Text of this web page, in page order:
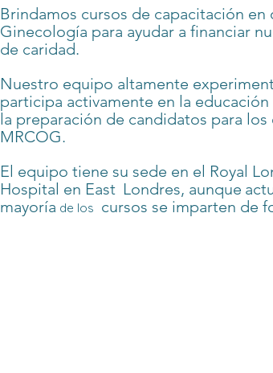
Brindamos cursos de capacitación en
Ginecología para ayudar a financiar
de caridad.
Nuestro equipo altamente
participa activamente en la
la preparación de candidatos para los
MRCOG.
El equipo tiene su sede en el Royal
Hospital en East Londres, aunque
mayoría de los cursos se imparten de